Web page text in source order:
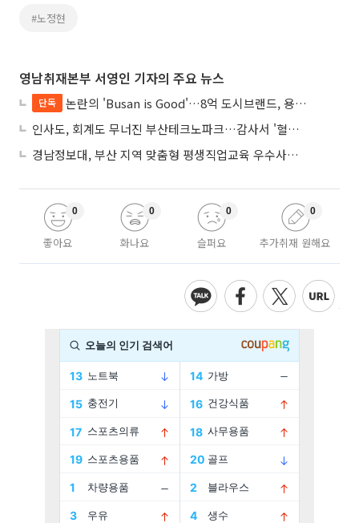
#노정현
영남취재본부 서영인 기자의 주요 뉴스
단독
논란의 'Busan is Good'…8억 도시브랜드, 용산 대통령실 CI 업체가 수행
인사도, 회계도 무너진 부산테크노파크…감사서 '혈세 유용·인사 뒤집기' 적발
경남정보대, 부산 지역 맞춤형 평생직업교육 우수사례로 혁신 주도
좋아요
0
화나요
0
슬퍼요
0
추가취재 원해요
0